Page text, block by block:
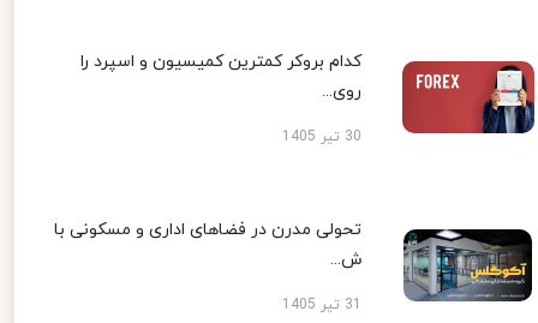
کدام بروکر کمترین کمیسیون و اسپرد را
روی...
30 تیر 1405
تحولی مدرن در فضاهای اداری و مسکونی با
ش...